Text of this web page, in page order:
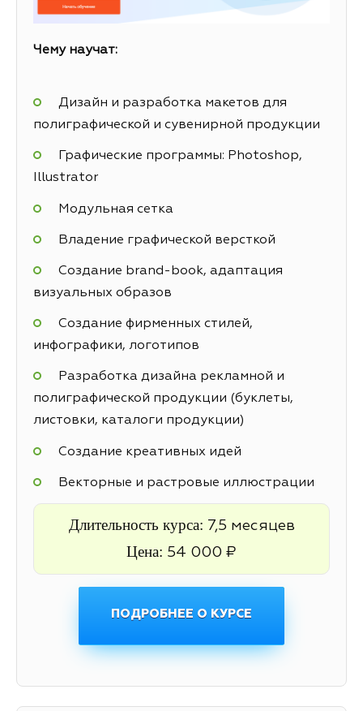
Чему научат:
Дизайн и разработка макетов для
полиграфической и сувенирной продукции
Графические программы: Photoshop,
Illustrator
Модульная сетка
Владение графической версткой
Создание brand-book, адаптация
визуальных образов
Создание фирменных стилей,
инфографики, логотипов
Разработка дизайна рекламной и
полиграфической продукции (буклеты,
листовки, каталоги продукции)
Создание креативных идей
Векторные и растровые иллюстрации
Длительность курса: 7,5 месяцев
Цена: 54 000 ₽
ПОДРОБНЕЕ О КУРСЕ